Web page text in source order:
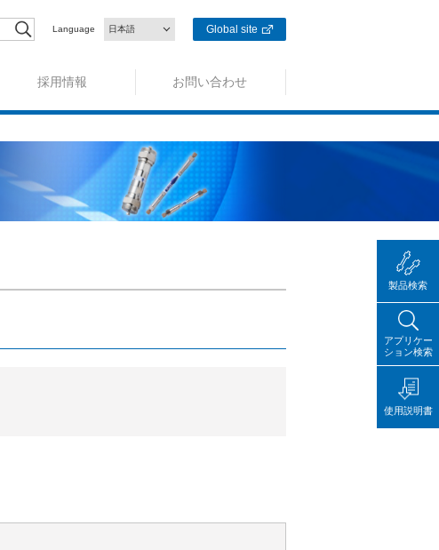
Language 日本語 Global site
採用情報 お問い合わせ
製品検索
アプリケー
ション検索
使用説明書